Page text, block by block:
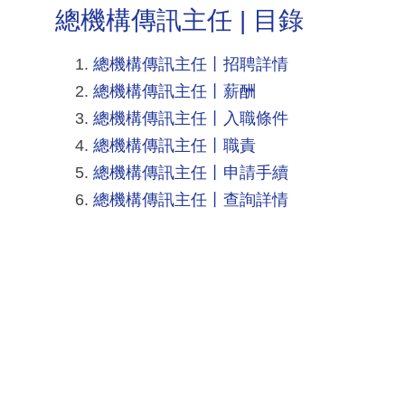
總機構傳訊主任 | 目錄
總機構傳訊主任丨招聘詳情
總機構傳訊主任丨薪酬
總機構傳訊主任丨入職條件
總機構傳訊主任丨職責
總機構傳訊主任丨申請手續
總機構傳訊主任丨查詢詳情